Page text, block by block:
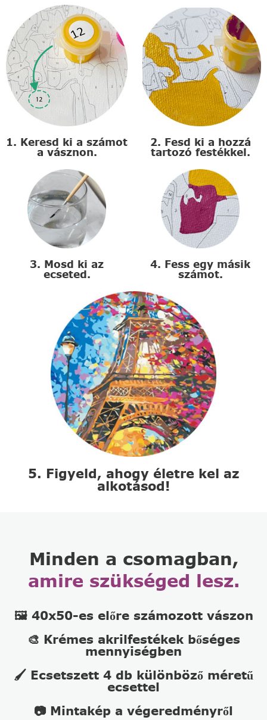
1. Keresd ki a számot
a vásznon.
2. Fesd ki a hozzá
tartozó festékkel.
3. Mosd ki az
ecseted.
4. Fess egy másik
számot.
5. Figyeld, ahogy életre kel az
alkotásod!
Minden a csomagban,
amire szükséged lesz.
🖼️ 40x50-es előre számozott vászon
🎨 Krémes akrilfestékek bőséges
mennyiségben
🖌️ Ecsetszett 4 db különböző méretű
ecsettel
📷 Mintakép a végeredményről